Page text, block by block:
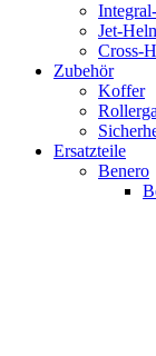
Jet-
Cross-
Zubehör
Koffer
Ersatzteile
Benero